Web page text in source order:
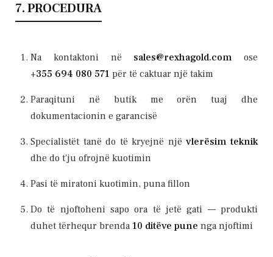
7. PROCEDURA
Na kontaktoni në sales@rexhagold.com ose
+355 694 080 571 për të caktuar një takim
Paraqituni në butik me orën tuaj dhe
dokumentacionin e garancisë
Specialistët tanë do të kryejnë njëvlerësim teknik
dhe do t'ju ofrojnë kuotimin
Pasi të miratoni kuotimin, puna fillon
Do të njoftoheni sapo ora të jetë gati — produkti
duhet tërhequr brenda 10 ditëve pune nga njoftimi